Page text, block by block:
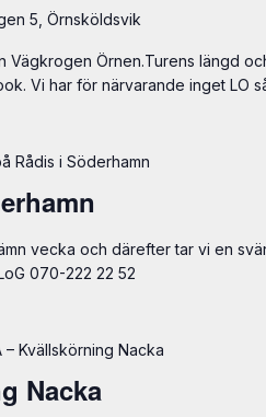
5, Örnsköldsvik
Vägkrogen Örnen.Turens längd
Vi har för närvarande inget LO
Rådis i Söderhamn
vecka och därefter tar vi en
070-222 22 52
– Kvällskörning Nacka
Nacka